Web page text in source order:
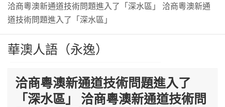
洽商粵澳新通道技術問題進入了「深水區」 洽商粵澳新通
道技術問題進入了「深水區」
華澳人語（永逸）
洽商粵澳新通道技術問題進入了
「深水區」 洽商粵澳新通道技術問